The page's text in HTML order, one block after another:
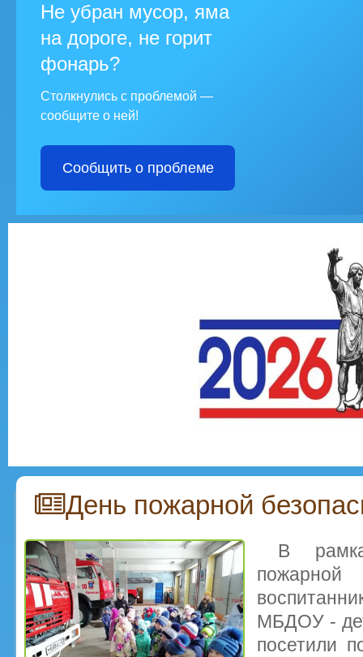
Не убран мусор, яма
на дороге, не горит
фонарь?
Столкнулись с проблемой —
сообщите о ней!
Сообщить о проблеме
День пожарной
В
МБДОУ -
посетили